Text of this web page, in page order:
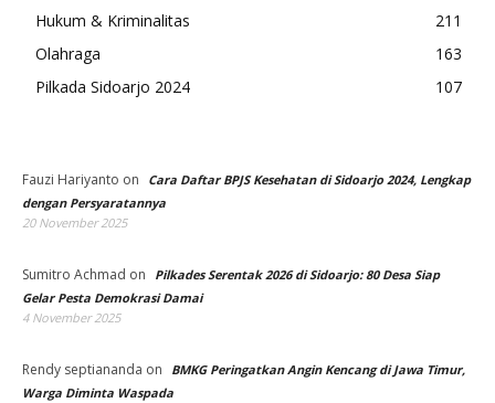
Hukum & Kriminalitas
211
Olahraga
163
Pilkada Sidoarjo 2024
107
Fauzi Hariyanto on
Cara Daftar BPJS Kesehatan di Sidoarjo 2024, Lengkap
dengan Persyaratannya
20 November 2025
Sumitro Achmad on
Pilkades Serentak 2026 di Sidoarjo: 80 Desa Siap
Gelar Pesta Demokrasi Damai
4 November 2025
Rendy septiananda on
BMKG Peringatkan Angin Kencang di Jawa Timur,
Warga Diminta Waspada